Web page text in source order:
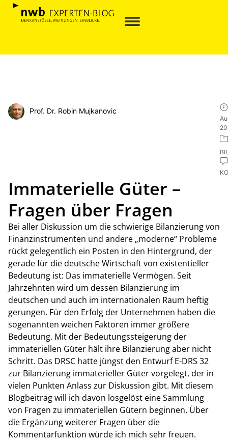
Prof. Dr. Robin Mujkanovic
Immaterielle Güter –
Fragen über Fragen
Bei aller Diskussion um die schwierige Bilanzierung von
Finanzinstrumenten und andere „moderne“ Probleme
rückt gelegentlich ein Posten in den Hintergrund, der
gerade für die deutsche Wirtschaft von existentieller
Bedeutung ist: Das immaterielle Vermögen. Seit
Jahrzehnten wird um dessen Bilanzierung im
deutschen und auch im internationalen Raum heftig
gerungen. Für den Erfolg der Unternehmen haben die
sogenannten weichen Faktoren immer größere
Bedeutung. Mit der Bedeutungssteigerung der
immateriellen Güter hält ihre Bilanzierung aber nicht
Schritt. Das DRSC hatte jüngst den Entwurf E-DRS 32
zur Bilanzierung immaterieller Güter vorgelegt, der in
vielen Punkten Anlass zur Diskussion gibt. Mit diesem
Blogbeitrag will ich davon losgelöst eine Sammlung
von Fragen zu immateriellen Gütern beginnen. Über
die Ergänzung weiterer Fragen über die
Kommentarfunktion würde ich mich sehr freuen.